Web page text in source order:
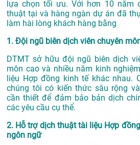
lựa chọn tối ưu. Với hơn 10 năm
thuật tại và hàng ngàn dự án đã
làm hài lòng khách hàng bằng
1. Đội ngũ biên dịch viên chuyên
DTMT sở hữu đội ngũ biên dịch
môn cao và nhiều năm kinh
liệu Hợp đồng kinh tế khác nhau.
chúng tôi có kiến thức sâu rộng
cần thiết để đảm bảo bản dịch
các yêu cầu cụ thể.
2. Hỗ trợ dịch thuật tài liệu Hợp
ngôn ngữ